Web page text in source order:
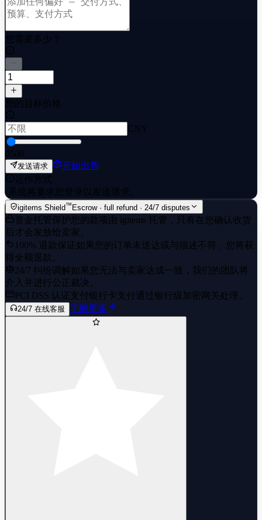
您需要多少？
您的目标价格
CNY
0500
发送请求
开始出售
运作方式
· 系统将要求您登录以发送请求。
igitems Shield™ Escrow · full refund · 24/7 disputes
资金托管保护您的款项由 igitems 托管，只有在您确认收货
后才会发放给卖家。
100% 退款保证如果您的订单未送达或与描述不符，您将获
得全额退款。
24/7 纠纷调解如果您无法与卖家达成一致，我们的团队将
介入并进行公正裁决。
PCI DSS 认证支付 银行卡支付通过银行级加密网关处理。
24/7 在线客服 了解更多